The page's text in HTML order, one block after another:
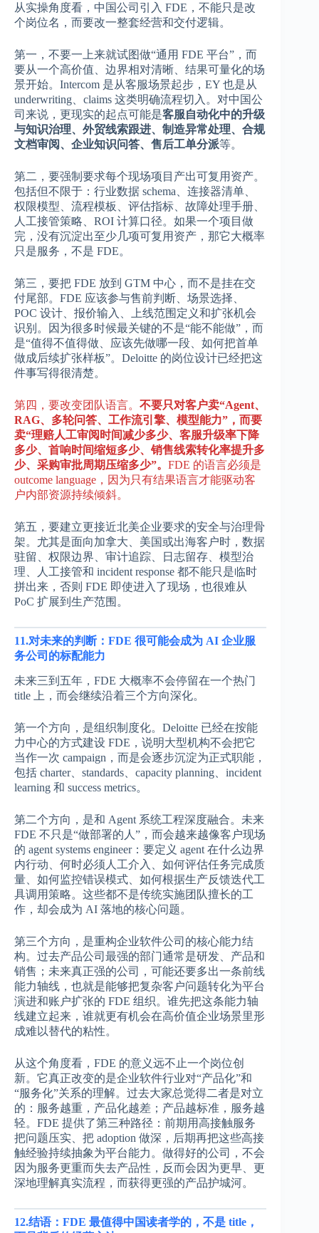
从实操角度看，中国公司引入 FDE，不能只是改
个岗位名，而要改一整套经营和交付逻辑。
第一，不要一上来就试图做“通用 FDE 平台”，而
要从一个高价值、边界相对清晰、结果可量化的场
景开始。Intercom 是从客服场景起步，EY 也是从
underwriting、claims 这类明确流程切入。对中国公
司来说，更现实的起点可能是客服自动化中的升级
与知识治理、外贸线索跟进、制造异常处理、合规
文档审阅、企业知识问答、售后工单分派等。
第二，要强制要求每个现场项目产出可复用资产。
包括但不限于：行业数据 schema、连接器清单、
权限模型、流程模板、评估指标、故障处理手册、
人工接管策略、ROI 计算口径。如果一个项目做
完，没有沉淀出至少几项可复用资产，那它大概率
只是服务，不是 FDE。
第三，要把 FDE 放到 GTM 中心，而不是挂在交
付尾部。FDE 应该参与售前判断、场景选择、
POC 设计、报价输入、上线范围定义和扩张机会
识别。因为很多时候最关键的不是“能不能做”，而
是“值得不值得做、应该先做哪一段、如何把首单
做成后续扩张样板”。Deloitte 的岗位设计已经把这
件事写得很清楚。
第四，要改变团队语言。 不要只对客户卖“Agent、
RAG、多轮问答、工作流引擎、模型能力”，而要
卖“理赔人工审阅时间减少多少、客服升级率下降
多少、首响时间缩短多少、销售线索转化率提升多
少、采购审批周期压缩多少”。 FDE 的语言必须是
outcome language，因为只有结果语言才能驱动客
户内部资源持续倾斜。
第五，要建立更接近北美企业要求的安全与治理骨
架。尤其是面向加拿大、美国或出海客户时，数据
驻留、权限边界、审计追踪、日志留存、模型治
理、人工接管和 incident response 都不能只是临时
拼出来，否则 FDE 即使进入了现场，也很难从
PoC 扩展到生产范围。
11.对未来的判断：FDE 很可能会成为 AI 企业服
务公司的标配能力
未来三到五年，FDE 大概率不会停留在一个热门
title 上，而会继续沿着三个方向深化。
第一个方向，是组织制度化。Deloitte 已经在按能
力中心的方式建设 FDE，说明大型机构不会把它
当作一次 campaign，而是会逐步沉淀为正式职能，
包括 charter、standards、capacity planning、incident
learning 和 success metrics。
第二个方向，是和 Agent 系统工程深度融合。未来
FDE 不只是“做部署的人”，而会越来越像客户现场
的 agent systems engineer：要定义 agent 在什么边界
内行动、何时必须人工介入、如何评估任务完成质
量、如何监控错误模式、如何根据生产反馈迭代工
具调用策略。这些都不是传统实施团队擅长的工
作，却会成为 AI 落地的核心问题。
第三个方向，是重构企业软件公司的核心能力结
构。过去产品公司最强的部门通常是研发、产品和
销售；未来真正强的公司，可能还要多出一条前线
能力轴线，也就是能够把复杂客户问题转化为平台
演进和账户扩张的 FDE 组织。谁先把这条能力轴
线建立起来，谁就更有机会在高价值企业场景里形
成难以替代的粘性。
从这个角度看，FDE 的意义远不止一个岗位创
新。它真正改变的是企业软件行业对“产品化”和
“服务化”关系的理解。过去大家总觉得二者是对立
的：服务越重，产品化越差；产品越标准，服务越
轻。FDE 提供了第三种路径：前期用高接触服务
把问题压实、把 adoption 做深，后期再把这些高接
触经验持续抽象为平台能力。做得好的公司，不会
因为服务更重而失去产品性，反而会因为更早、更
深地理解真实流程，而获得更强的产品护城河。
12.结语：FDE 最值得中国读者学的，不是 title，